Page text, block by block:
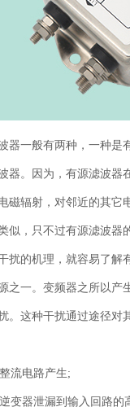
器一般有两种，一种
器。因为，有源滤波
磁辐射，对邻近的其它
似，只不过有源滤波
的机理，就容易了解
之一。变频器之所以
。这种干扰通过途径
流电路产生;
变器泄漏到输入回路的